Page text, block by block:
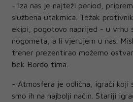
- Iza nas je najteži period,
službena utakmica. Težak
ekipi, pogotovo naprijed - u vrhu
nogometa, a li vjerujem u nas.
trener prezentirao možemo
bek Bordo tima.
- Atmosfera je odlična, igrači koji
smo ih na najbolji način. Stariji